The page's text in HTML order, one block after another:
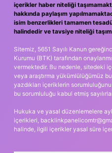
içerikler haber niteliği
hakkında paylaşım
isim benzerlikleri tamamen
halindedir ve tavsiye niteliği
Sitemiz, 5651 Sayılı Kanun
Kurumu (BTK) tarafından
vermektedir. Bu nedenle, sitedeki
veya araştırma yükümlülüğümüz
yazdıkları içeriklerin
bu sorumluluğu kabul etmiş
Hukuka ve yasal düzenlemelere
içerikleri,
halinde, ilgili içerikler yasal süre